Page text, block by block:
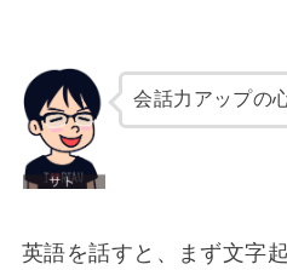
会話力アップの
英語を話すと、まず文字